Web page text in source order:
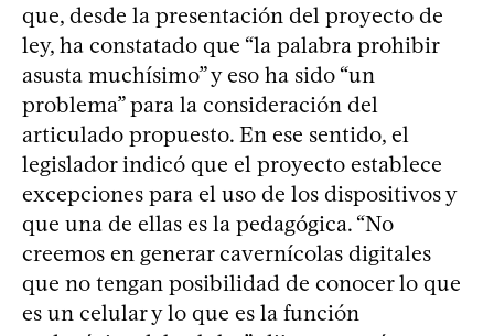
que, desde la presentación del proyecto de
ley, ha constatado que “la palabra prohibir
asusta muchísimo” y eso ha sido “un
problema” para la consideración del
articulado propuesto. En ese sentido, el
legislador indicó que el proyecto establece
excepciones para el uso de los dispositivos y
que una de ellas es la pedagógica. “No
creemos en generar cavernícolas digitales
que no tengan posibilidad de conocer lo que
es un celular y lo que es la función